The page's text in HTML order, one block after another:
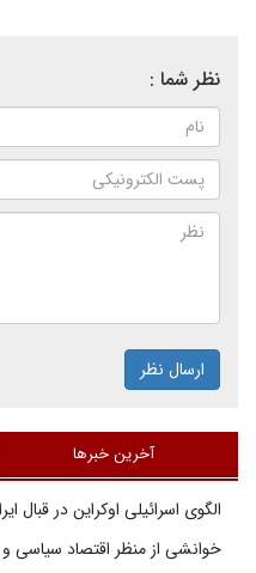
نظر شما :
ارسال نظر
آخرین خبرها
الگوی اسرائیلی اوکراین در قبال
خوانشی از منظر اقتصاد سیاسی و